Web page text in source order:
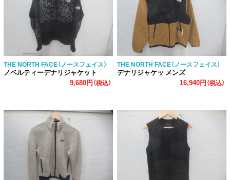
THE NORTH FACE（ノースフェイス）
ノベルティーデナリジャケット
9,680円（税込）
THE NORTH FACE（ノースフェイス）
デナリジャケッ メンズ
16,940円（税込）